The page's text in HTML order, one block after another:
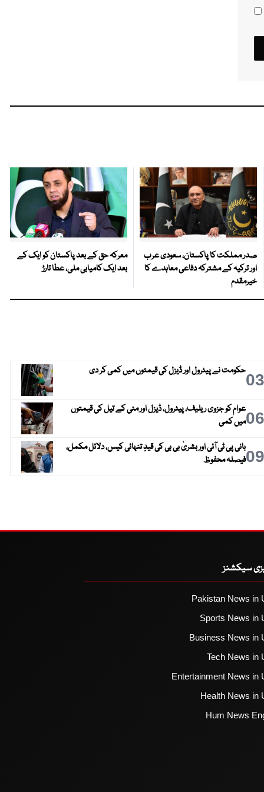
صدر مملکت کا پاکستان، سعودی عرب
اور ترکیہ کے مشترکہ دفاعی معاہدے کا
خیرمقدم
معرکہ حق کے بعد پاکستان کو ایک کے
بعد ایک کامیابی ملی، عطا تارڑ
03حکومت نے پیٹرول اور ڈیزل کی قیمتوں میں کمی کر دی
06عوام کو جزوی ریلیف، پیٹرول، ڈیزل اور مٹی کے تیل کی قیمتوں
میں کمی
09بانی پی ٹی آئی اور بشریٰ بی بی کی قیدِ تنہائی کیس، دلائل مکمل،
فیصلہ محفوظ
سیکشنز
Pakistan News in
Sports News in
Business News in
Tech News in
Entertainment News in
Health News in
Hum News